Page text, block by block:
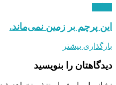
این پرچم بر زمین نمی‌ماند.
بارگذاری بیشتر
دیدگاهتان را بنویسید